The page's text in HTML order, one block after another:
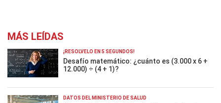
MÁS LEÍDAS
¡RESOLVELO EN 5 SEGUNDOS!
Desafío matemático: ¿cuánto es (3.000 x 6 +
12.000) ÷ (4 + 1)?
DATOS DEL MINISTERIO DE SALUD